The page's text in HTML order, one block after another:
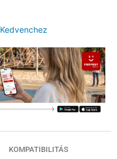
Kedvenchez
KOMPATIBILITÁS